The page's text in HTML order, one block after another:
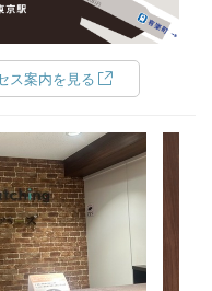
ス案内を見る